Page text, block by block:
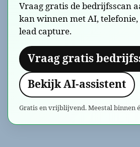
Vraag gratis de bedrijfsscan
kan winnen met AI,
lead capture.
Vraag gratis
Bekijk AI-assistent
Gratis en vrijblijvend. Meestal binnen